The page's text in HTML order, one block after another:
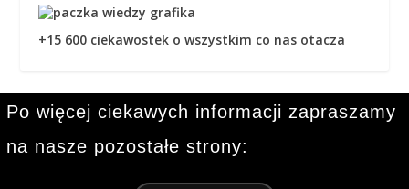
+15 600 ciekawostek o wszystkim co nas otacza
Po więcej ciekawych informacji zapraszamy
na nasze pozostałe strony: